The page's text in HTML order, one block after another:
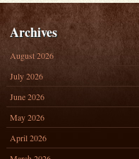
Archives
August 2026
July 2026
June 2026
May 2026
April 2026